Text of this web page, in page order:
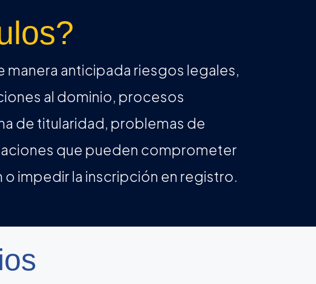
anticipada riesgos legales,
al dominio, procesos
de titularidad, problemas de
que pueden comprometer
impedir la inscripción en registro.